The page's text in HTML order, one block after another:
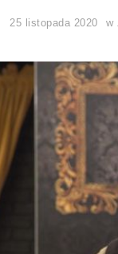
25 listopada 2020 w